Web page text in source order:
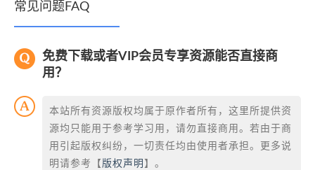
常见问题FAQ
免费下载或者VIP会员专享资源能否直接商
用？
本站所有资源版权均属于原作者所有，这里所提供资
源均只能用于参考学习用，请勿直接商用。若由于商
用引起版权纠纷，一切责任均由使用者承担。更多说
明请参考【 版权声明 】。